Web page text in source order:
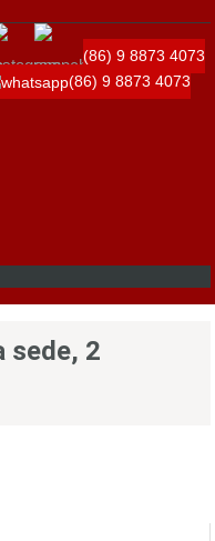
(86) 9 8873 4073
(86) 9 8873 4073
sede, 2